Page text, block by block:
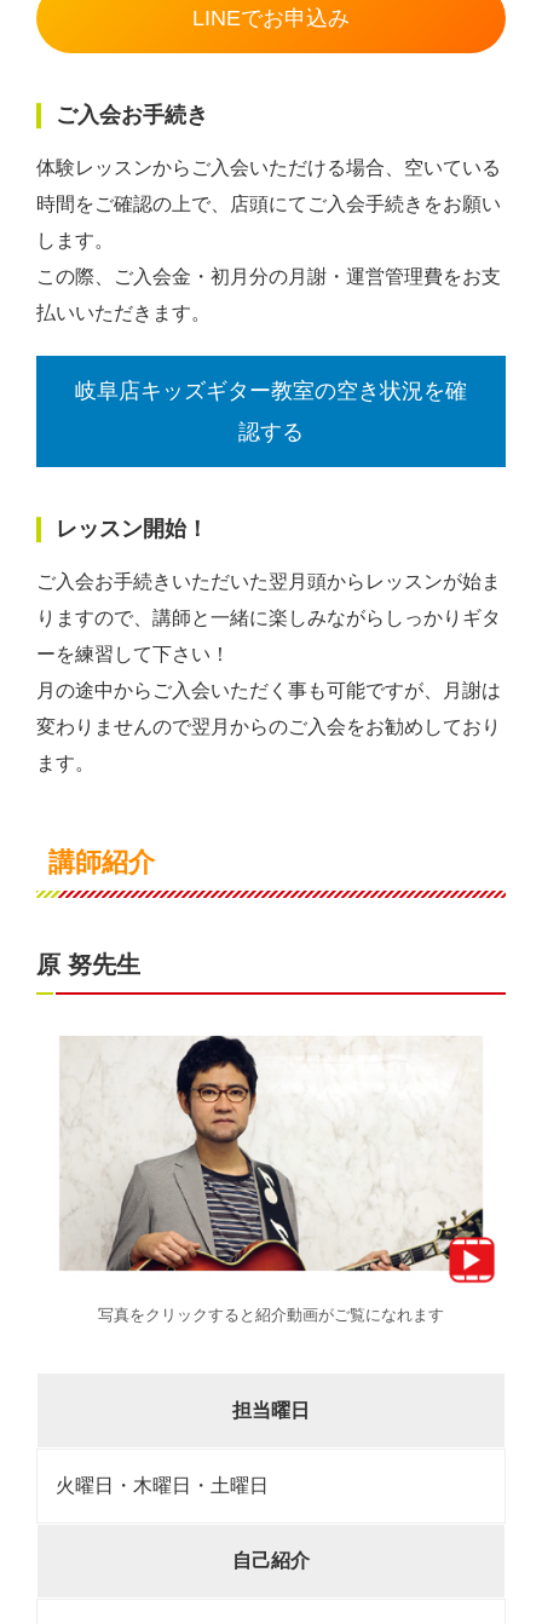
LINEでお申込み
ご入会お手続き
体験レッスンからご入会いただける場合、空いている
時間をご確認の上で、店頭にてご入会手続きをお願い
します。
この際、ご入会金・初月分の月謝・運営管理費をお支
払いいただきます。
岐阜店キッズギター教室の空き状況を確
認する
レッスン開始！
ご入会お手続きいただいた翌月頭からレッスンが始ま
りますので、講師と一緒に楽しみながらしっかりギタ
ーを練習して下さい！
月の途中からご入会いただく事も可能ですが、月謝は
変わりませんので翌月からのご入会をお勧めしており
ます。
講師紹介
原 努先生
写真をクリックすると紹介動画がご覧になれます
担当曜日
火曜日・木曜日・土曜日
自己紹介